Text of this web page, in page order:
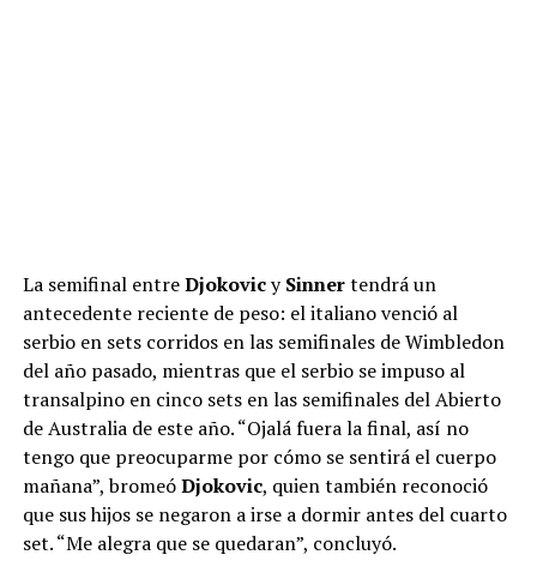
La semifinal entreDjokovicySinnertendrá un
antecedente reciente de peso: el italiano venció al
serbio en sets corridos en las semifinales de Wimbledon
del año pasado, mientras que el serbio se impuso al
transalpino en cinco sets en las semifinales del Abierto
de Australia de este año. “Ojalá fuera la final, así no
tengo que preocuparme por cómo se sentirá el cuerpo
mañana”, bromeóDjokovic, quien también reconoció
que sus hijos se negaron a irse a dormir antes del cuarto
set. “Me alegra que se quedaran”, concluyó.